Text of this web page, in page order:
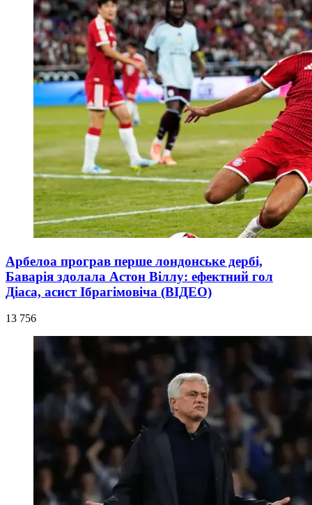
Арбелоа програв перше лондонське дербі,
Баварія здолала Астон Віллу: ефектний гол
Діаса, асист Ібрагімовіча (ВІДЕО)
13 756